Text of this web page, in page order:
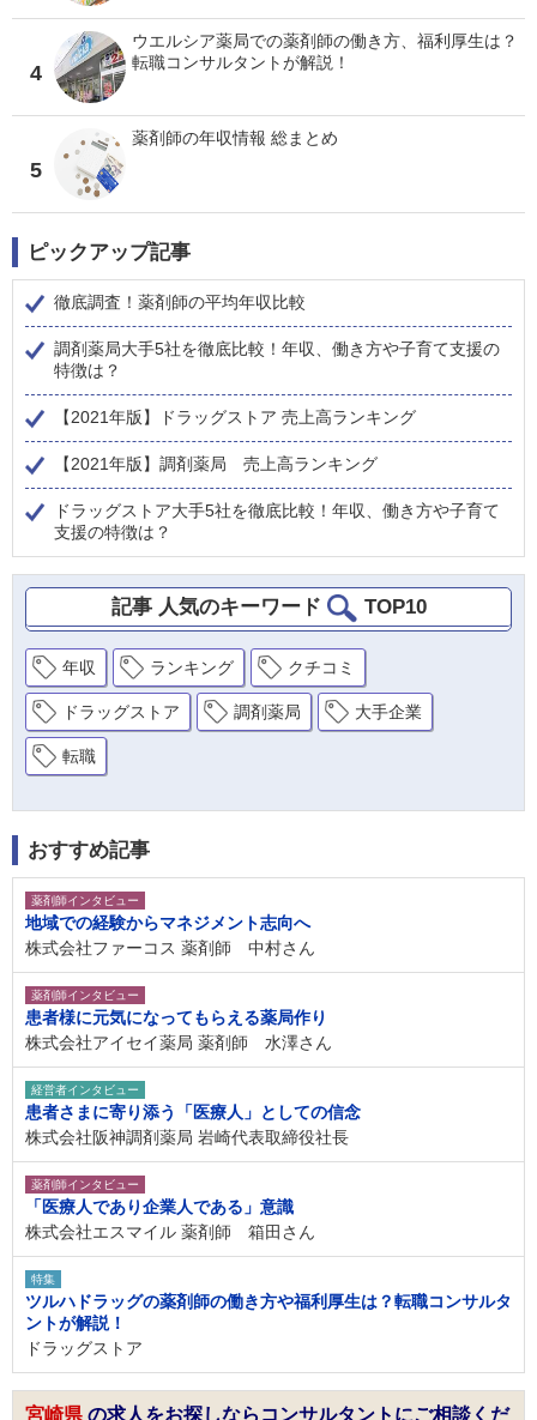
4
ウエルシア薬局での薬剤師の働き方、福利厚生は？
転職コンサルタントが解説！
5
薬剤師の年収情報 総まとめ
ピックアップ記事
徹底調査！薬剤師の平均年収比較
調剤薬局大手5社を徹底比較！年収、働き方や子育て支援の
特徴は？
【2021年版】ドラッグストア 売上高ランキング
【2021年版】調剤薬局 売上高ランキング
ドラッグストア大手5社を徹底比較！年収、働き方や子育て
支援の特徴は？
記事 人気のキーワード TOP10
年収 ランキング クチコミ
ドラッグストア 調剤薬局 大手企業
転職
おすすめ記事
薬剤師インタビュー
地域での経験からマネジメント志向へ
株式会社ファーコス 薬剤師 中村さん
薬剤師インタビュー
患者様に元気になってもらえる薬局作り
株式会社アイセイ薬局 薬剤師 水澤さん
経営者インタビュー
患者さまに寄り添う「医療人」としての信念
株式会社阪神調剤薬局 岩崎代表取締役社長
薬剤師インタビュー
「医療人であり企業人である」意識
株式会社エスマイル 薬剤師 箱田さん
特集
ツルハドラッグの薬剤師の働き方や福利厚生は？転職コンサルタ
ントが解説！
ドラッグストア
宮崎県 の求人をお探しならコンサルタントにご相談くだ